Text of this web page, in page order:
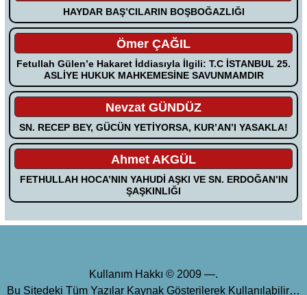
HAYDAR BAŞ’CILARIN BOŞBOĞAZLIĞI
Ömer ÇAĞIL
Fetullah Gülen’e Hakaret İddiasıyla İlgili: T.C İSTANBUL 25.
ASLİYE HUKUK MAHKEMESİNE SAVUNMAMDIR
Nevzat GÜNDÜZ
SN. RECEP BEY, GÜCÜN YETİYORSA, KUR’AN’I YASAKLA!
Ahmet AKGÜL
FETHULLAH HOCA’NIN YAHUDİ AŞKI VE SN. ERDOĞAN’IN
ŞAŞKINLIĞI
Kullanım Hakkı © 2009 —.
Bu Sitedeki Tüm Yazılar Kaynak Gösterilerek Kullanılabilir…